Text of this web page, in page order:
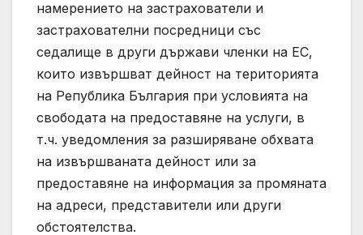
намерението на застрахователи и
застрахователни посредници със
седалище в други държави членки на ЕС,
които извършват дейност на територията
на Република България при условията на
свободата на предоставяне на услуги, в
т.ч. уведомления за разширяване обхвата
на извършваната дейност или за
предоставяне на информация за промяната
на адреси, представители или други
обстоятелства.